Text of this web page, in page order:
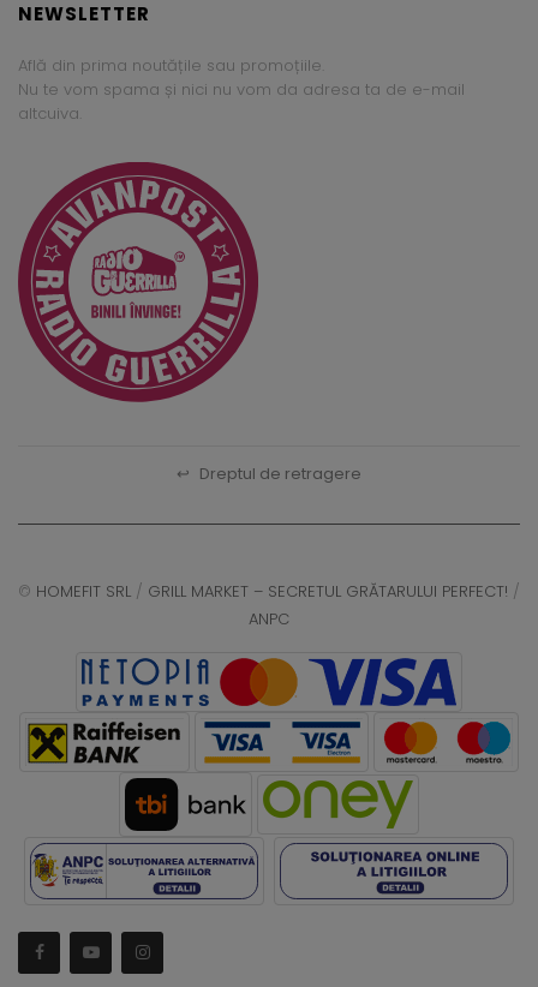
NEWSLETTER
Află din prima noutățile sau promoțiile.
Nu te vom spama și nici nu vom da adresa ta de e-mail
altcuiva.
↩ Dreptul de retragere
© HOMEFIT SRL / GRILL MARKET – SECRETUL GRĂTARULUI PERFECT! /
ANPC